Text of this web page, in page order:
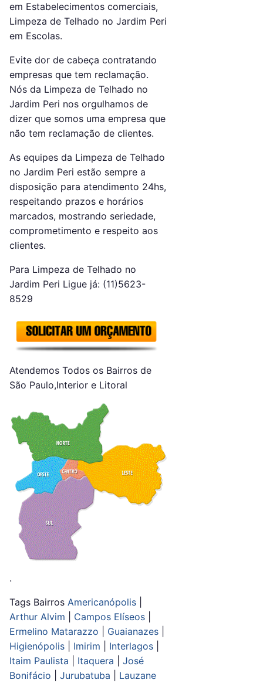
em Estabelecimentos comerciais,
Limpeza de Telhado no Jardim Peri
em Escolas.
Evite dor de cabeça contratando
empresas que tem reclamação.
Nós da Limpeza de Telhado no
Jardim Peri nos orgulhamos de
dizer que somos uma empresa que
não tem reclamação de clientes.
As equipes da Limpeza de Telhado
no Jardim Peri estão sempre a
disposição para atendimento 24hs,
respeitando prazos e horários
marcados, mostrando seriedade,
comprometimento e respeito aos
clientes.
Para Limpeza de Telhado no
Jardim Peri Ligue já: (11)5623-
8529
Atendemos Todos os Bairros de
São Paulo,Interior e Litoral
.
Tags Bairros Americanópolis
Arthur Alvim
Campos Elíseos
Ermelino Matarazzo
Guaianazes
Higienópolis
Imirim Interlagos
Itaim Paulista
Itaquera
José
Bonifácio
Jurubatuba
Lauzane